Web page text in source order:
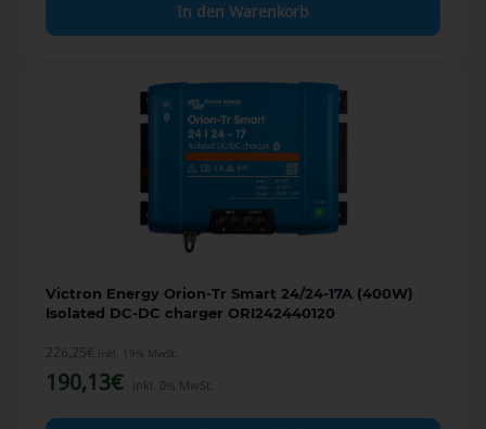
In den Warenkorb
Victron Energy Orion-Tr Smart 24/24-17A (400W)
Isolated DC-DC charger ORI242440120
226,25€ inkl. 19% MwSt.
190,13€ inkl. 0% MwSt.